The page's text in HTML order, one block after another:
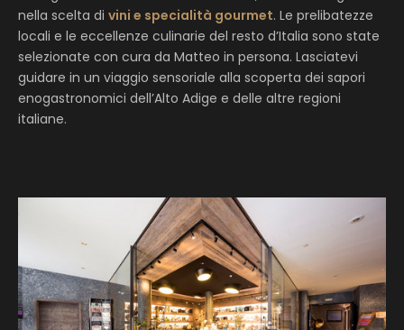
nella scelta di vini e specialità gourmet. Le prelibatezze
locali e le eccellenze culinarie del resto d’Italia sono state
selezionate con cura da Matteo in persona. Lasciatevi
guidare in un viaggio sensoriale alla scoperta dei sapori
enogastronomici dell’Alto Adige e delle altre regioni
italiane.